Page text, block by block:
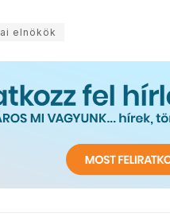
elnökök